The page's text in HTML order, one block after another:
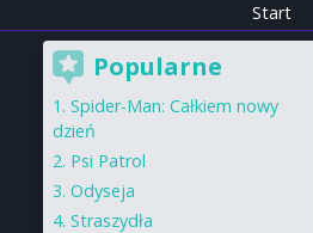
Start
Popularne
Spider-Man: Całkiem nowy
dzień
Psi Patrol
Odyseja
Straszydła